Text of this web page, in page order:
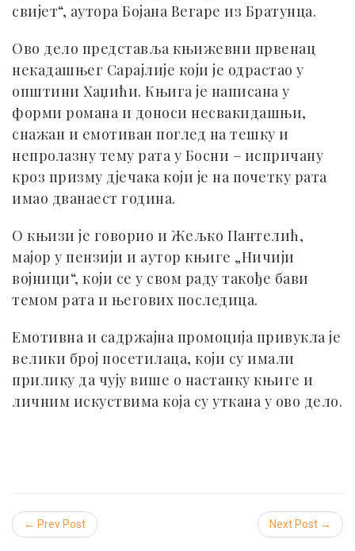
свијет“, аутора Бојана Вегаре из Братунца.
Ово дело представља књижевни првенац
некадашњег Сарајлије који је одрастао у
општини Хаџићи. Књига је написана у
форми романа и доноси несвакидашњи,
снажан и емотиван поглед на тешку и
непролазну тему рата у Босни – испричану
кроз призму дјечака који је на почетку рата
имао дванаест година.
О књизи је говорио и Жељко Пантелић,
мајор у пензији и аутор књиге „Ничији
војници“, који се у свом раду такође бави
темом рата и његових последица.
Емотивна и садржајна промоција привукла је
велики број посетилаца, који су имали
прилику да чују више о настанку књиге и
личним искуствима која су уткана у ово дело.
← Prev Post Next Post →